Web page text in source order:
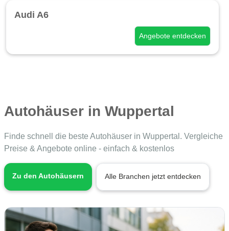
Audi A6
Angebote entdecken
Autohäuser in Wuppertal
Finde schnell die beste Autohäuser in Wuppertal. Vergleiche
Preise & Angebote online - einfach & kostenlos
Zu den Autohäusern Alle Branchen jetzt entdecken